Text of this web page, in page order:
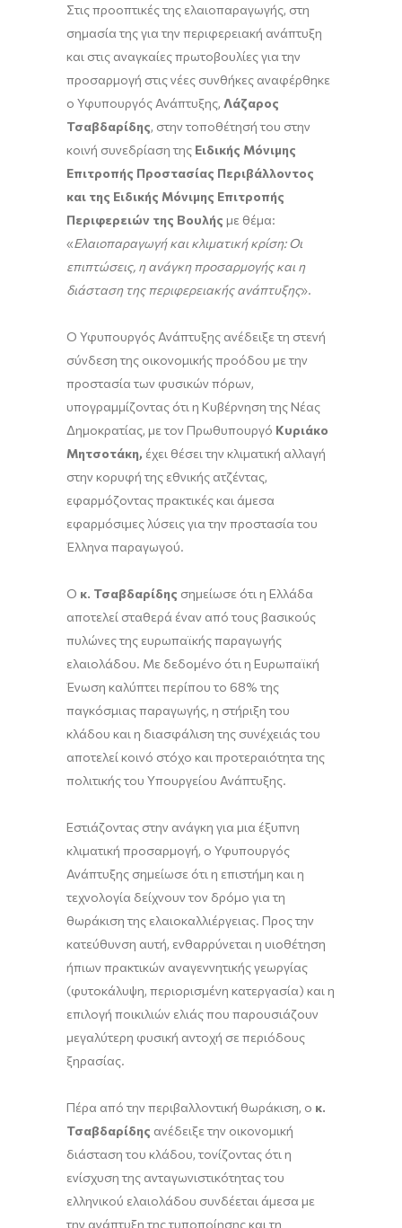
Στις προοπτικές της ελαιοπαραγωγής, στη
σημασία της για την περιφερειακή ανάπτυξη
και στις αναγκαίες πρωτοβουλίες για την
προσαρμογή στις νέες συνθήκες αναφέρθηκε
ο Υφυπουργός Ανάπτυξης, Λάζαρος
Τσαβδαρίδης, στην τοποθέτησή του στην
κοινή συνεδρίαση της Ειδικής Μόνιμης
Επιτροπής Προστασίας Περιβάλλοντος
και της Ειδικής Μόνιμης Επιτροπής
Περιφερειών της Βουλής με θέμα:
«Ελαιοπαραγωγή και κλιματική κρίση: Οι
επιπτώσεις, η ανάγκη προσαρμογής και η
διάσταση της περιφερειακής ανάπτυξης».
Ο Υφυπουργός Ανάπτυξης ανέδειξε τη στενή
σύνδεση της οικονομικής προόδου με την
προστασία των φυσικών πόρων,
υπογραμμίζοντας ότι η Κυβέρνηση της Νέας
Δημοκρατίας, με τον Πρωθυπουργό Κυριάκο
Μητσοτάκη, έχει θέσει την κλιματική αλλαγή
στην κορυφή της εθνικής ατζέντας,
εφαρμόζοντας πρακτικές και άμεσα
εφαρμόσιμες λύσεις για την προστασία του
Έλληνα παραγωγού.
Ο κ. Τσαβδαρίδης σημείωσε ότι η Ελλάδα
αποτελεί σταθερά έναν από τους βασικούς
πυλώνες της ευρωπαϊκής παραγωγής
ελαιολάδου. Με δεδομένο ότι η Ευρωπαϊκή
Ένωση καλύπτει περίπου το 68% της
παγκόσμιας παραγωγής, η στήριξη του
κλάδου και η διασφάλιση της συνέχειάς του
αποτελεί κοινό στόχο και προτεραιότητα της
πολιτικής του Υπουργείου Ανάπτυξης.
Εστιάζοντας στην ανάγκη για μια έξυπνη
κλιματική προσαρμογή, ο Υφυπουργός
Ανάπτυξης σημείωσε ότι η επιστήμη και η
τεχνολογία δείχνουν τον δρόμο για τη
θωράκιση της ελαιοκαλλιέργειας. Προς την
κατεύθυνση αυτή, ενθαρρύνεται η υιοθέτηση
ήπιων πρακτικών αναγεννητικής γεωργίας
(φυτοκάλυψη, περιορισμένη κατεργασία) και η
επιλογή ποικιλιών ελιάς που παρουσιάζουν
μεγαλύτερη φυσική αντοχή σε περιόδους
ξηρασίας.
Πέρα από την περιβαλλοντική θωράκιση, ο κ.
Τσαβδαρίδης ανέδειξε την οικονομική
διάσταση του κλάδου, τονίζοντας ότι η
ενίσχυση της ανταγωνιστικότητας του
ελληνικού ελαιολάδου συνδέεται άμεσα με
την ανάπτυξη της τυποποίησης και τη